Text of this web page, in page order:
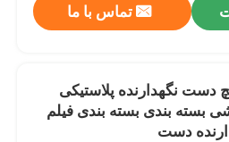
تماس با ما
دست نگهدارنده پلاستیکی
بسته بندی بسته بندی فیلم
دست